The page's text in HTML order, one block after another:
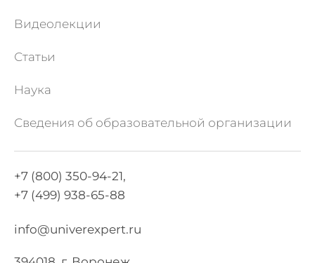
Видеолекции
Статьи
Наука
Сведения об образовательной организации
+7 (800) 350-94-21,
+7 (499) 938-65-88
info@univerexpert.ru